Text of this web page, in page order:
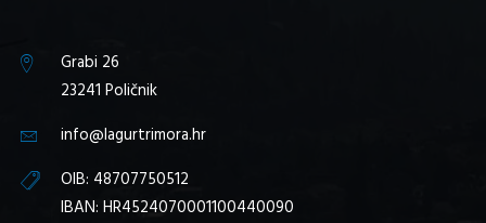
Grabi 26
23241 Poličnik
info@lagurtrimora.hr
OIB: 48707750512
IBAN: HR4524070001100440090